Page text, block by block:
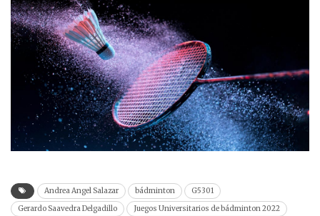
Andrea Angel Salazar bádminton
G5301
Gerardo Saavedra Delgadillo
Juegos Universitarios de bádminton 2022